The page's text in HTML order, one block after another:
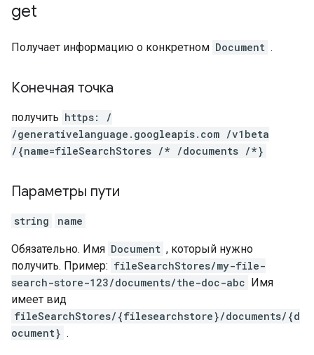
get
Получает информацию о конкретном Document .
Конечная точка
получить https: /
/generativelanguage.googleapis.com /v1beta
/{name=fileSearchStores /* /documents /*}
Параметры пути
string name
Обязательно. Имя Document , который нужно
получить. Пример: fileSearchStores/my-file-
search-store-123/documents/the-doc-abc Имя
имеет вид
fileSearchStores/{filesearchstore}/documents/{d
ocument} .